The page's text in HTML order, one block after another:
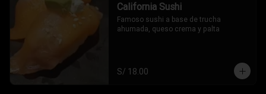
California Sushi
Famoso sushi a base de trucha
ahumada, queso crema y palta
S/ 18.00